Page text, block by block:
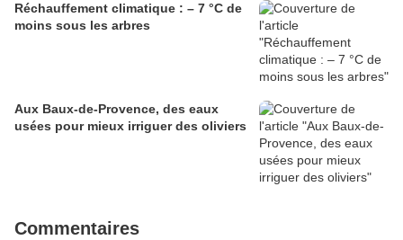
Réchauffement climatique : – 7 °C de
moins sous les arbres
Aux Baux-de-Provence, des eaux
usées pour mieux irriguer des oliviers
Commentaires